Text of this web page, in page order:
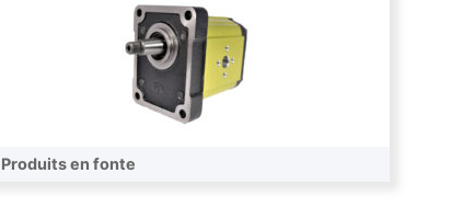
Produits en fonte